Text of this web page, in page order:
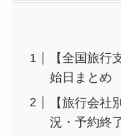
【全国旅行
始日まとめ
【旅行会社
況・予約終